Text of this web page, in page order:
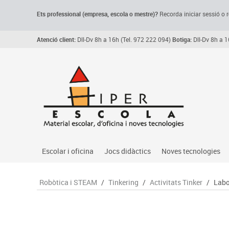
Ets professional (empresa, escolao mestre)? Recorda iniciar sessió o
Atenció client: Dll-Dv 8h a 16h (Tel. 972 222 094)Botiga: Dll-Dv 8h a
Escolar i oficina
Arxiu, carpetes i classificadors
Jocs didàctics
Primeres edats
Noves tecnologies
Audio
Robòtica i STEAM / Tinkering / Activitats Tinker /